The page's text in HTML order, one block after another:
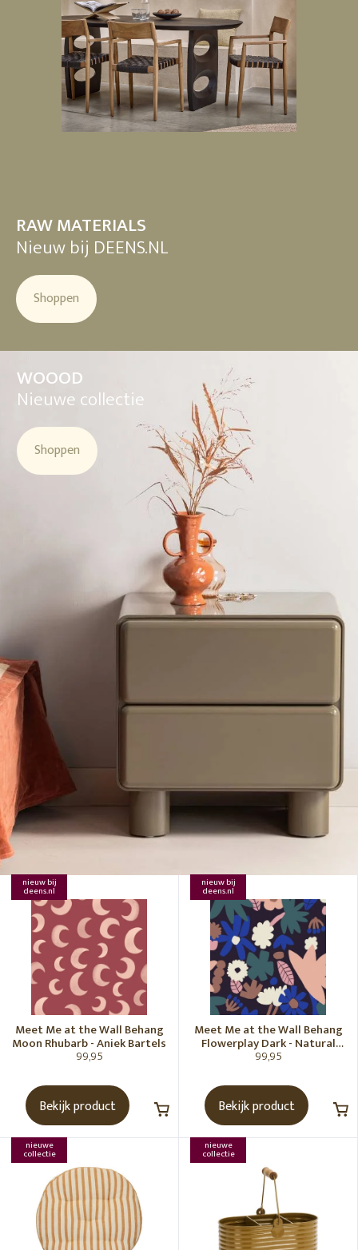
RAW MATERIALS
Nieuw bij DEENS.NL
Shoppen
WOOOD
Nieuwe collectie
Shoppen
nieuw bij
deens.nl
Meet Me at the Wall Behang
Moon Rhubarb - Aniek Bartels
99,95
Bekijk product
nieuw bij
deens.nl
Meet Me at the Wall Behang
Flowerplay Dark - Natural
Noord
99,95
Bekijk product
nieuwe
collectie
nieuwe
collectie